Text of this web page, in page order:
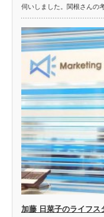
伺いしました。関根さんの
加藤 日菜子のライフス